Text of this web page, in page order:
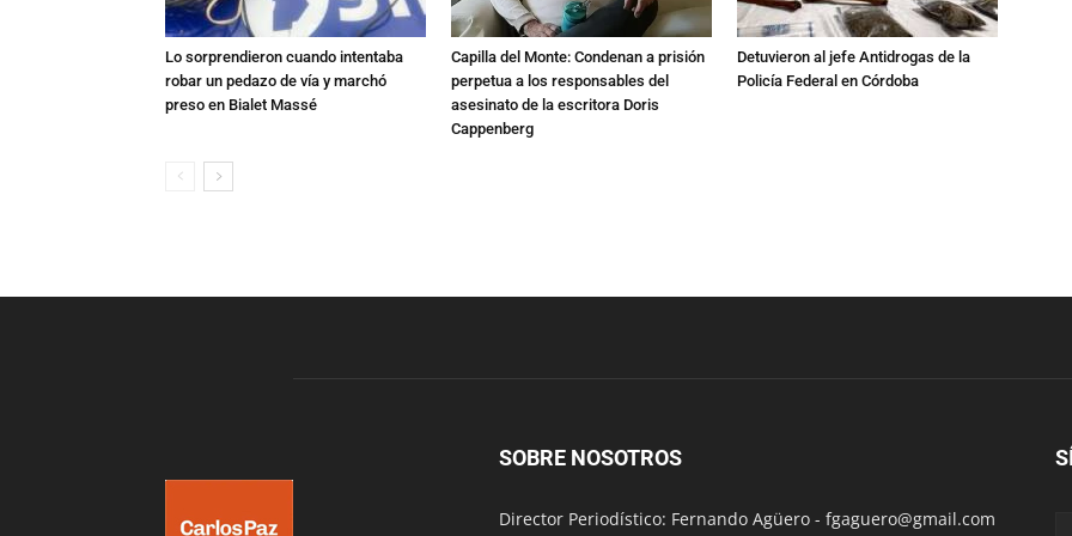
Lo sorprendieron cuando intentaba
robar un pedazo de vía y marchó
preso en Bialet Massé
Capilla del Monte: Condenan a prisión
perpetua a los responsables del
asesinato de la escritora Doris
Cappenberg
Detuvieron al jefe Antidrogas de la
Policía Federal en Córdoba
SOBRE NOSOTROS
Director Periodístico: Fernando Agüero - fgaguero@gmail.com